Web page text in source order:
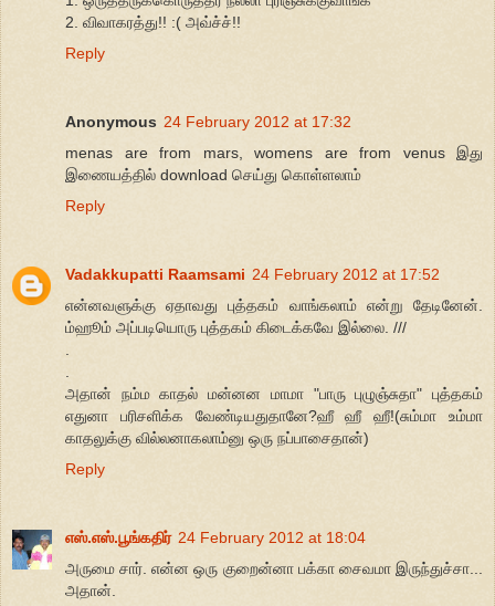
2. விவாகரத்து!! :( அவ்ச்ச்!!
Reply
Anonymous 24 February 2012 at 17:32
menas are from mars, womens are from venus இது
இணையத்தில் download செய்து கொள்ளலாம்
Reply
Vadakkupatti Raamsami 24 February 2012 at 17:52
என்னவளுக்கு ஏதாவது புத்தகம் வாங்கலாம் என்று தேடினேன்.
ம்ஹூம் அப்படியொரு புத்தகம் கிடைக்கவே இல்லை. ///
அதான் நம்ம காதல் மன்னன மாமா "பாரு புழுஞ்சுதா" புத்தகம்
எதுனா பரிசளிக்க வேண்டியதுதானே?ஹீ ஹீ ஹீ!(சும்மா உம்மா
காதலுக்கு வில்லனாகலாம்னு ஒரு நப்பாசைதான்)
Reply
எஸ்.எஸ்.பூங்கதிர் 24 February 2012 at 18:04
அருமை சார். என்ன ஒரு குறைன்னா பக்கா சைவமா இருந்துச்சா...
அதான்.